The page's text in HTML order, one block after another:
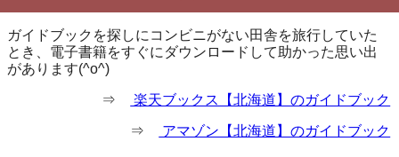
ガイドブックを探しにコンビニがない田舎を旅行していた
とき、電子書籍をすぐにダウンロードして助かった思い出
があります(^o^)
⇒ 楽天ブックス【北海道】のガイドブック
⇒ アマゾン【北海道】のガイドブック